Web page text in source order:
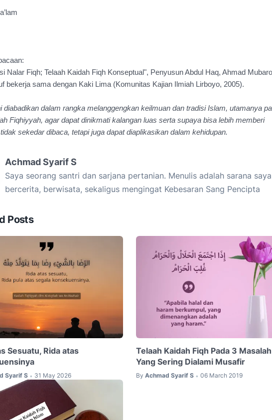
Nalar Fiqh; Telaah Kaidah Fiqh Konseptual", Penyusun Abdul Haq, Ahmad
bekerja sama dengan Kaki Lima (Komunitas Kajian Ilmiah Lirboyo, 2005).
diabadikan dalam rangka melanggengkan keilmuan dan tradisi Islam, utamanya
Fiqhiyyah, agar dapat dinikmati kalangan luas serta supaya bisa lebih memberi
sekedar dibaca, tetapi juga dapat diaplikasikan dalam kehidupan.
Achmad Syarif S
Saya seorang santri dan sarjana pertanian. Menulis adalah sarana saya
bercerita, berwisata, sekaligus mengingat Kebesaran Sang Pencipta
Posts
Sesuatu, Rida atas
Syarif S • 31 May 2026
Telaah Kaidah Fiqh Pada 3 Masalah
Yang Sering Dialami Musafir
By Achmad Syarif S • 06 March 2019